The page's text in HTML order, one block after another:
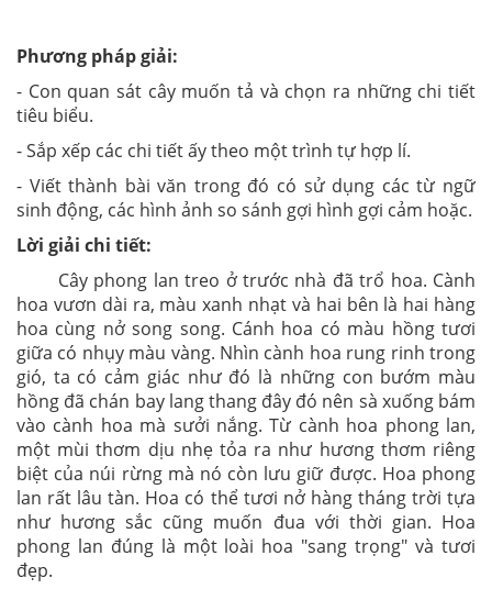
Phương pháp giải:
- Con quan sát cây muốn tả và chọn ra những chi tiết
tiêu biểu.
- Sắp xếp các chi tiết ấy theo một trình tự hợp lí.
- Viết thành bài văn trong đó có sử dụng các từ ngữ
sinh động, các hình ảnh so sánh gợi hình gợi cảm hoặc.
Lời giải chi tiết:
Cây phong lan treo ở trước nhà đã trổ hoa. Cành
hoa vươn dài ra, màu xanh nhạt và hai bên là hai hàng
hoa cùng nở song song. Cánh hoa có màu hồng tươi
giữa có nhụy màu vàng. Nhìn cành hoa rung rinh trong
gió, ta có cảm giác như đó là những con bướm màu
hồng đã chán bay lang thang đây đó nên sà xuống bám
vào cành hoa mà sưởi nắng. Từ cành hoa phong lan,
một mùi thơm dịu nhẹ tỏa ra như hương thơm riêng
biệt của núi rừng mà nó còn lưu giữ được. Hoa phong
lan rất lâu tàn. Hoa có thể tươi nở hàng tháng trời tựa
như hương sắc cũng muốn đua với thời gian. Hoa
phong lan đúng là một loài hoa "sang trọng" và tươi
đẹp.